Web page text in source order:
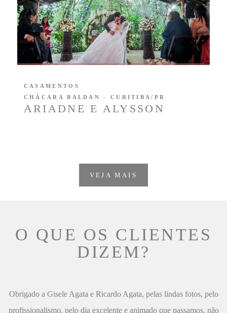
ARIADNE E ALYSSON
CASAMENTOS
CHÁCARA BALDAN - CURITIBA/PR
VEJA MAIS
O QUE OS CLIENTES
DIZEM?
Obrigado a Gisele Agata e Ricardo Agata, pelas lindas fotos, pelo
profissionalismo, pelo dia excelente e animado que passamos, não